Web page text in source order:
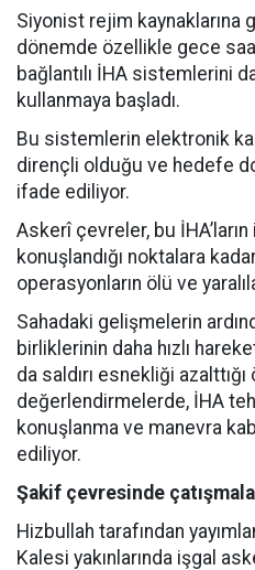
Siyonist rejim kaynaklarına
dönemde özellikle gece
bağlantılı İHA sistemlerini
kullanmaya başladı.
Bu sistemlerin elektronik
dirençli olduğu ve hedefe
ifade ediliyor.
Askerî çevreler, bu
konuşlandığı noktalara
operasyonların ölü ve
Sahadaki gelişmelerin
birliklerinin daha hızlı
da saldırı esnekliği
değerlendirmelerde, İHA
konuşlanma ve manevra
ediliyor.
Şakif çevresinde
Hizbullah tarafından
Kalesi yakınlarında işgal